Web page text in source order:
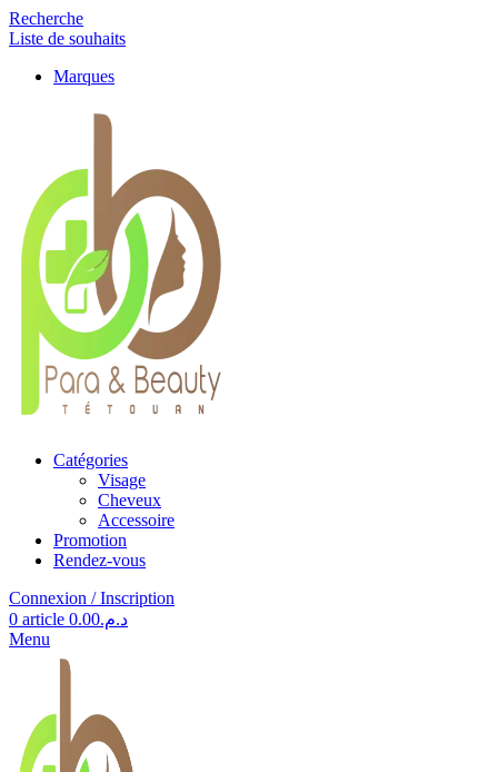
Recherche
Liste de souhaits
Marques
Catégories
Visage
Cheveux
Accessoire
Promotion
Rendez-vous
Connexion / Inscription
0 article د.م.0.00
Menu